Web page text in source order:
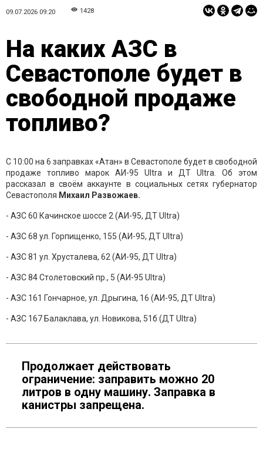
09.07.2026 09:20 1428
На каких АЗС в
Севастополе будет в
свободной продаже
топливо?
С 10:00 на 6 заправках «Атан» в Севастополе будет в свободной
продаже топливо марок АИ-95 Ultra и ДТ Ultra. Об этом
рассказал в своём аккаунте в социальных сетях губернатор
Севастополя Михаил Развожаев.
- АЗС 60 Качинское шоссе 2 (АИ-95, ДТ Ultra)
- АЗС 68 ул. Горпищенко, 155 (АИ-95, ДТ Ultra)
- АЗС 81 ул. Хрусталева, 62 (АИ-95, ДТ Ultra)
- АЗС 84 Столетовский пр., 5 (АИ-95 Ultra)
- АЗС 161 Гончарное, ул. Дрыгина, 16 (АИ-95, ДТ Ultra)
- АЗС 167 Балаклава, ул. Новикова, 51б (ДТ Ultra)
Продолжает действовать
ограничение: заправить можно 20
литров в одну машину. Заправка в
канистры запрещена.